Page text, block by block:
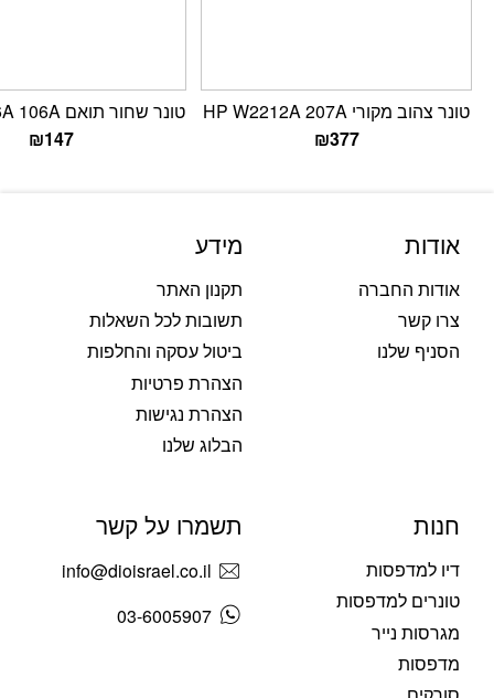
טונר צהוב מקורי HP W2212A 207A
₪377
טונר שחור תואם HP W1106A 106A
₪147
אודות
אודות החברה
צרו קשר
הסניף שלנו
מידע
תקנון האתר
תשובות לכל השאלות
ביטול עסקה והחלפות
הצהרת פרטיות
הצהרת נגישות
הבלוג שלנו
חנות
דיו למדפסות
טונרים למדפסות
מגרסות נייר
מדפסות
תשמרו על קשר
info@dioisrael.co.il
03-6005907